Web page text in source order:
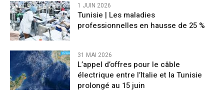
1 JUIN 2026
Tunisie | Les maladies
professionnelles en hausse de 25 %
31 MAI 2026
L’appel d’offres pour le câble
électrique entre l’Italie et la Tunisie
prolongé au 15 juin